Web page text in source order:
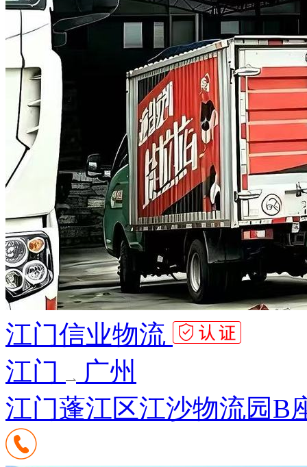
江门信业物流
江门
广州
江门蓬江区江沙物流园B